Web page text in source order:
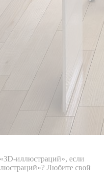
иллюстраций», если
Любите свой